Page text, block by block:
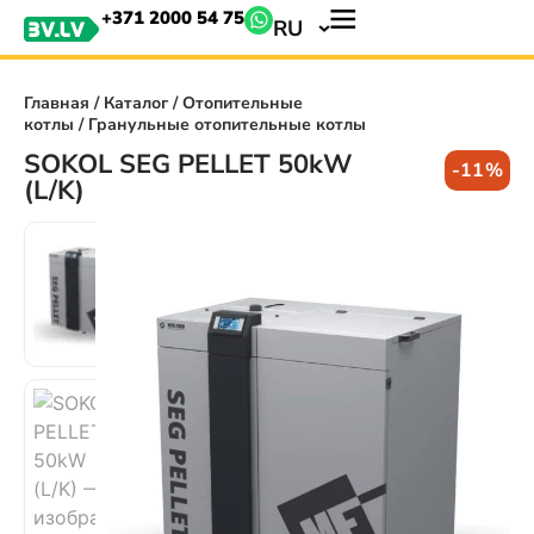
+371 2000 54 75 RU
Главная / Каталог/Отопительные
котлы / Гранульные отопительные котлы
SOKOL SEG PELLET 50kW
(L/K)
-11%